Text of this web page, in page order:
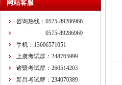
网站客服
咨询热线：0575-89286966
0575-89286969
手机：13606571051
上虞考试群：248765999
诸暨考试群：260514203
新昌考试群：234070389